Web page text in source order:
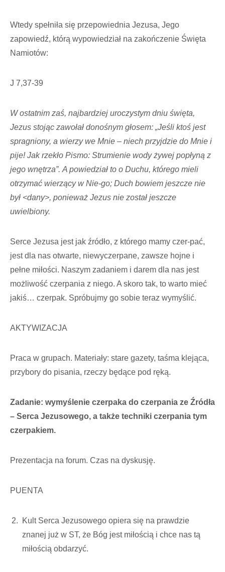
Wtedy spełniła się przepowiednia Jezusa, Jego
zapowiedź, którą wypowiedział na zakończenie Święta
Namiotów:
J 7,37-39
W ostatnim zaś, najbardziej uroczystym dniu święta,
Jezus stojąc zawołał donośnym głosem: „Jeśli ktoś jest
spragniony, a wierzy we Mnie – niech przyjdzie do Mnie i
pije! Jak rzekło Pismo: Strumienie wody żywej popłyną z
jego wnętrza”. A powiedział to o Duchu, którego mieli
otrzymać wierzący w Nie-go; Duch bowiem jeszcze nie
był <dany>, ponieważ Jezus nie został jeszcze
uwielbiony.
Serce Jezusa jest jak źródło, z którego mamy czer-pać,
jest dla nas otwarte, niewyczerpane, zawsze hojne i
pełne miłości. Naszym zadaniem i darem dla nas jest
możliwość czerpania z niego. A skoro tak, to warto mieć
jakiś… czerpak. Spróbujmy go sobie teraz wymyślić.
AKTYWIZACJA
Praca w grupach. Materiały: stare gazety, taśma klejąca,
przybory do pisania, rzeczy będące pod ręką.
Zadanie: wymyślenie czerpaka do czerpania ze Źródła
– Serca Jezusowego, a także techniki czerpania tym
czerpakiem.
Prezentacja na forum. Czas na dyskusję.
PUENTA
Kult Serca Jezusowego opiera się na prawdzie
znanej już w ST, że Bóg jest miłością i chce nas tą
miłością obdarzyć.